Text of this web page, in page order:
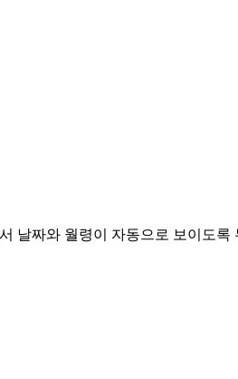
날짜와 월령이 자동으로 보이도